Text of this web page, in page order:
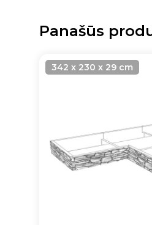
Krepšelyje
Panašūs
342 x 230 x 29 cm